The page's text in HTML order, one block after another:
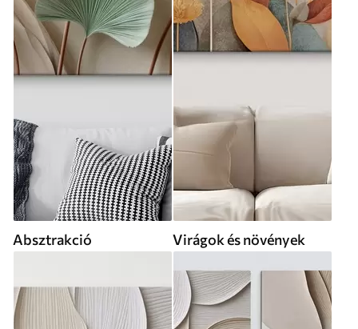
Absztrakció Virágok és növények